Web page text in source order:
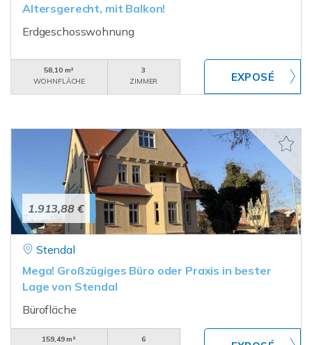
Altersgerecht, mit Balkon!
Erdgeschosswohnung
58,10 m²
WOHNFLÄCHE
3
ZIMMER
1.913,88 €
Stendal
Mega! Großzügiges Büro oder Praxis in bester
Lage von Stendal
Bürofläche
159,49 m²
6